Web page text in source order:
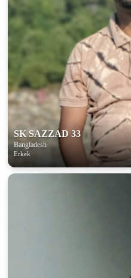
SK SAZZAD 33
Bangladesh
Erkek